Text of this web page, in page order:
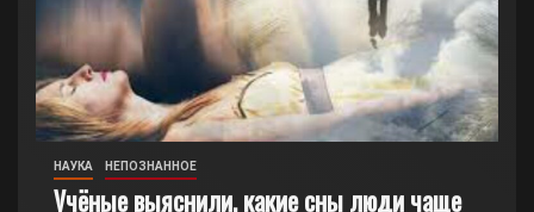
НАУКА НЕПОЗНАННОЕ
Учёные выяснили, какие сны люди чаще